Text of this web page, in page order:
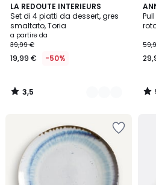
LA REDOUTE INTERIEURS
Set di 4 piatti da dessert, gres
smaltato, Toria
a partire da
39,99 €
19,99 € -50%
3,5
/ 5
4
Colori
3,5
/
5
/
5
/